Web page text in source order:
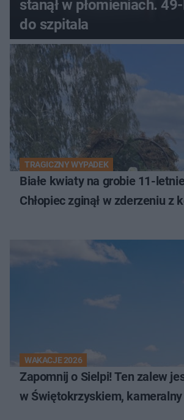
stanął w płomieniach.
do szpitala
TRAGICZNY WYPADEK
Białe kwiaty na grobie 11-
Chłopiec zginął w zderzeniu z
WAKACJE 2026
Zapomnij o Sielpi! Ten zalew
w Świętokrzyskiem,